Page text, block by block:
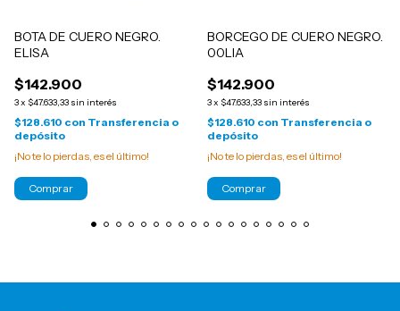
BOTA DE CUERO NEGRO.
ELISA
$142.900
3x $47.633,33 sin interés
$128.610 con Transferencia o
depósito
¡No te lo pierdas, es el último!
Comprar
BORCEGO DE CUERO NEGRO.
00LIA
$142.900
3x $47.633,33 sin interés
$128.610 con Transferencia o
depósito
¡No te lo pierdas, es el último!
Comprar